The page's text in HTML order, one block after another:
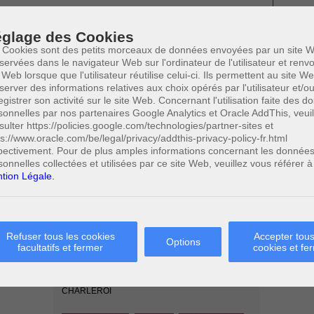
des Cookies
Cookies sont des petits morceaux de données envoyées par un site
dans le navigateur Web sur l'ordinateur de l'utilisateur et
lorsque que l'utilisateur réutilise celui-ci. Ils permettent au site
des informations relatives aux choix opérés par l'utilisateur et/
son activité sur le site Web. Concernant l'utilisation faite des
par nos partenaires Google Analytics et Oracle AddThis,
https://policies.google.com/technologies/partner-sites et
www.oracle.com/be/legal/privacy/addthis-privacy-policy-fr.html
Pour de plus amples informations concernant les données
collectées et utilisées par ce site Web, veuillez vous référer
Légale.
Refuser tous les cookies
facultatifs et fermer
Options
Accepter
cookies et
spécifiquement définis par le Code pénal. En conséquence, ils
La remise ne doit donc pas nécessairement consister en une
l’escroc. La remise peut prendre la forme d’une délivrance d’un
de l’infraction dans la possibilité de prendre possession de
d’achat à l’auteur de l’infraction a été considérée comme
même être indirecte, notamment par l’utilisation d’un virement
d’une tierce personne 7. Quoi qu’il en soit, la remise ou la
. La remise forcée étant incriminée par l’infraction
Paolo CRISCENZO
Avocat pénaliste
R
Plaide dans les
arrondissements judicaires
CHARLEROI